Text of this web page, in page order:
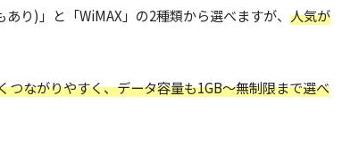
り)」と「WiMAX」の2種類から選べますが、 人気が
ながりやすく、データ容量も1GB～無制限まで選べ